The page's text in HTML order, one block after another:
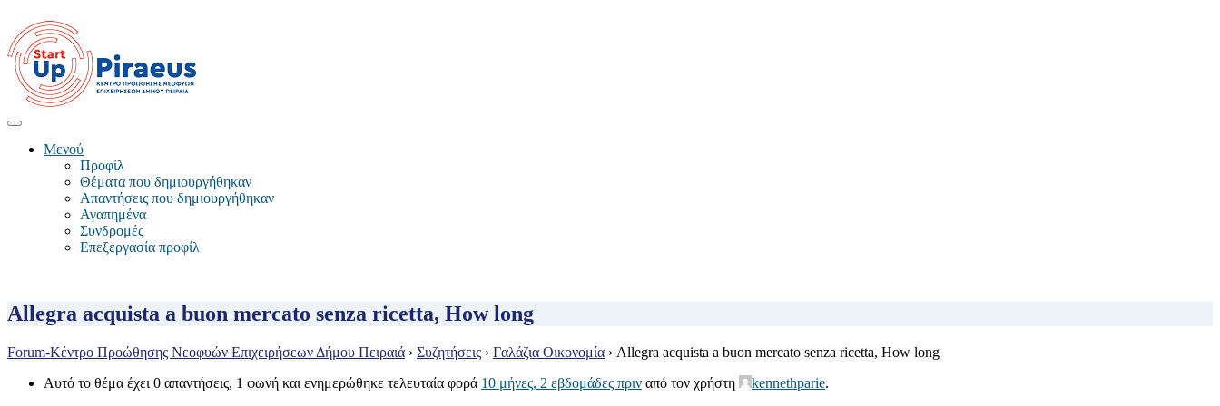
Μενού
Προφίλ
Θέματα που δημιουργήθηκαν
Απαντήσεις που δημιουργήθηκαν
Αγαπημένα
Συνδρομές
Επεξεργασία προφίλ
Allegra acquista a buon mercato senza ricetta, How long
Forum-Κέντρο Προώθησης Νεοφυών Επιχειρήσεων Δήμου Πειραιά › Συζητήσεις › Γαλάζια Οικονομία › Allegra acquista a buon mercato senza ricetta, How long
Αυτό το θέμα έχει 0 απαντήσεις, 1 φωνή και ενημερώθηκε τελευταία φορά 10 μήνες, 2 εβδομάδες πριν από τον χρήστη kennethparie.